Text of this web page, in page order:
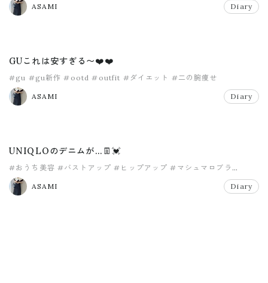
ASAMI Diary
GUこれは安すぎる〜❤️❤️
#gu #gu新作 #ootd #outfit #ダイエット #二の腕痩せ
ASAMI Diary
UNIQLOのデニムが…👖💓
#おうち美容 #バストアップ #ヒップアップ #マシュマロブラ
#マジカルシェリー
ASAMI
Diary